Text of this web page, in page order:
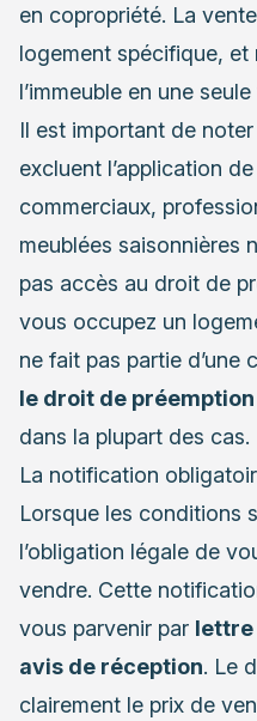
en copropriété. La
logement spécifique,
l’immeuble en une
Il est important de
excluent l’application
commerciaux,
meublées saisonnières
pas accès au droit de
vous occupez un
ne fait pas partie d’une
le droit de préemption
dans la plupart des cas.
La notification
Lorsque les conditions
l’obligation légale de
vendre. Cette
vous parvenir par lettre
avis de réception. Le
clairement le prix de